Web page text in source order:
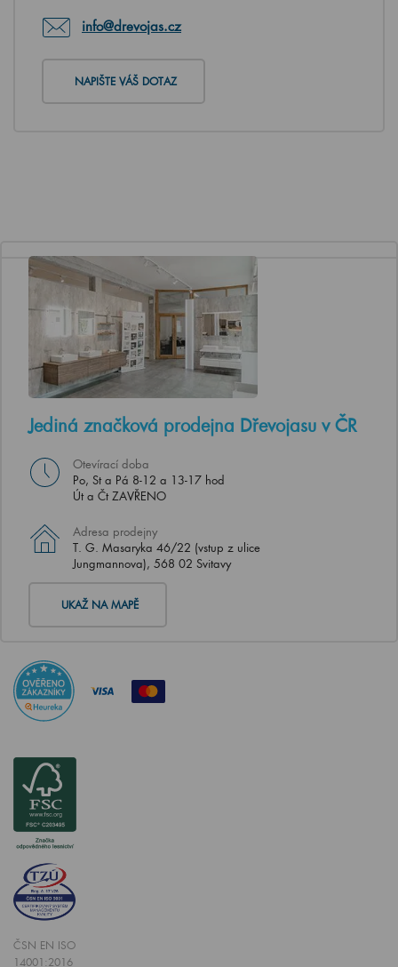
info@drevojas.cz
NAPIŠTE VÁŠ DOTAZ
Jediná značková prodejna Dřevojasu v ČR
Otevírací doba
Po, St a Pá 8-12 a 13-17 hod
Út a Čt ZAVŘENO
Adresa prodejny
T. G. Masaryka 46/22 (vstup z ulice
Jungmannova), 568 02 Svitavy
UKAŽ NA MAPĚ
ČSN EN ISO
14001:2016